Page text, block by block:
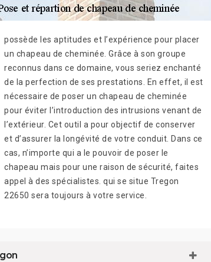
possède les aptitudes et l’expérience pour placer
un chapeau de cheminée. Grâce à son groupe
reconnus dans ce domaine, vous seriez enchanté
de la perfection de ses prestations. En effet, il est
nécessaire de poser un chapeau de cheminée
pour éviter l’introduction des intrusions venant de
l’extérieur. Cet outil a pour objectif de conserver
et d’assurer la longévité de votre conduit. Dans ce
cas, n’importe qui a le pouvoir de poser le
chapeau mais pour une raison de sécurité, faites
appel à des spécialistes. qui se situe Tregon
22650 sera toujours à votre service.